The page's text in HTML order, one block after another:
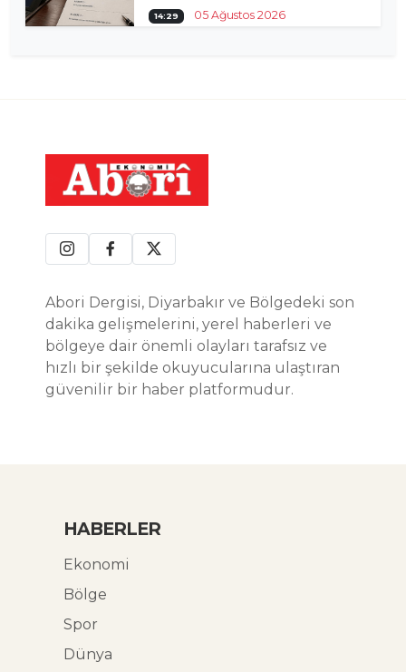
14:29 05 Ağustos 2026
Abori Dergisi, Diyarbakır ve Bölgedeki son
dakika gelişmelerini, yerel haberleri ve
bölgeye dair önemli olayları tarafsız ve
hızlı bir şekilde okuyucularına ulaştıran
güvenilir bir haber platformudur.
HABERLER
Ekonomi
Bölge
Spor
Dünya